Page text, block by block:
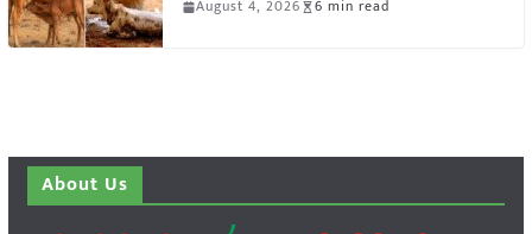
August 4, 2026 6 min read
About Us